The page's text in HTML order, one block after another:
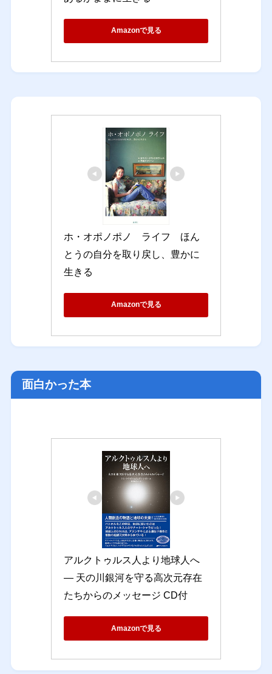
Amazonで見る
ホ・オポノポノ　ライフ　ほん
とうの自分を取り戻し、豊かに
生きる
Amazonで見る
面白かった本
アルクトゥルス人より地球人へ
― 天の川銀河を守る高次元存在
たちからのメッセージ CD付
Amazonで見る